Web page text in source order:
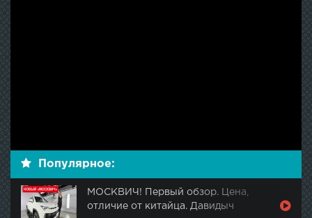
Популярное:
МОСКВИЧ! Первый обзор. Цена,
отличие от китайца. Давидыч